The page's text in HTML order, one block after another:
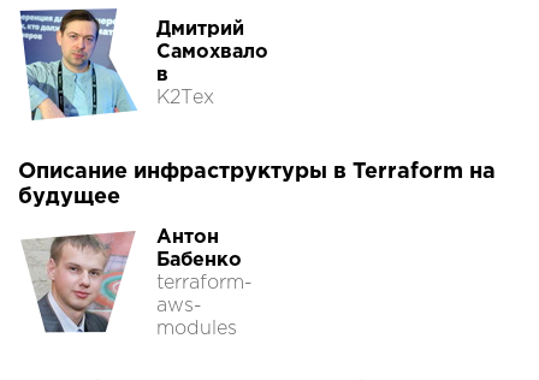
Дмитрий
Самохвало
в
К2Тех
Описание инфраструктуры в Terraform на
будущее
Антон
Бабенко
terraform-
aws-
modules